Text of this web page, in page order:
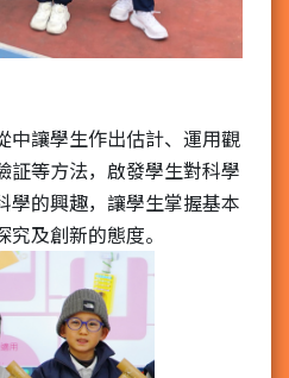
中讓學生作出估計、運用觀
証等方法，啟發學生對科學
學的興趣，讓學生掌握基本
及創新的態度。